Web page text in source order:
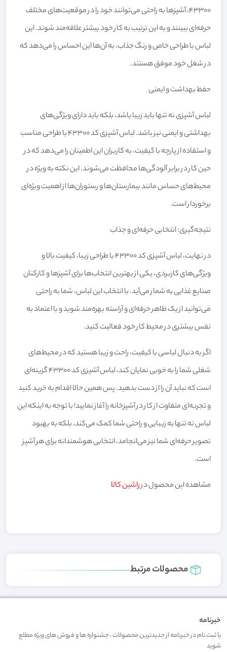
43300، آشپزها به راحتی می‌توانند خود را در موقعیت‌های مختلف
حرفه‌ای ببینند و به این ترتیب به کار خود بیشتر علاقه‌مند شوند. این
لباس با طراحی خاص و رنگ جذاب، به آن‌ها این احساس را می‌دهد که
در شغل خود موفق هستند.
حفظ بهداشت و ایمنی
لباس آشپزی نه تنها باید زیبا باشد، بلکه باید دارای ویژگی‌های
بهداشتی و ایمنی نیز باشد. لباس آشپزی کد 43300 با طراحی مناسب
و استفاده از پارچه با کیفیت، به کاربران این اطمینان را می‌دهد که در
حین کار در برابر آلودگی‌ها محافظت می‌شوند. این نکته به ویژه در
محیط‌های حساس مانند بیمارستان‌ها و رستوران‌ها از اهمیت ویژه‌ای
برخوردار است.
نتیجه‌گیری: انتخابی حرفه‌ای و جذاب
در نهایت، لباس آشپزی کد 43300 با طراحی زیبا، کیفیت بالا و
ویژگی‌های کاربردی، یکی از بهترین انتخاب‌ها برای آشپزها و کارکنان
صنایع غذایی به شمار می‌آید. با انتخاب این لباس، شما به راحتی
می‌توانید از یک ظاهر حرفه‌ای و آراسته بهره‌مند شوید و با اعتماد به
نفس بیشتری در محیط کار خود فعالیت کنید.
اگر به دنبال لباسی با کیفیت، راحت و زیبا هستید که در محیط‌های
شغلی شما را به خوبی نمایان کند، لباس آشپزی کد 43300 گزینه‌ای
است که نباید آن را از دست بدهید. پس همین حالا اقدام به خرید کنید
و تجربه‌ای متفاوت از کار در آشپزخانه را آغاز نمایید! با توجه به اینکه این
لباس نه تنها به زیبایی و راحتی شما کمک می‌کند، بلکه به بهبود
تصویر حرفه‌ای شما نیز می‌انجامد، انتخابی هوشمندانه برای هر آشپز
است.
مشاهده این محصول درراشین کالا
محصولات مرتبط
خبرنامه
با ثبت نام در خبرنامه از جدیدترین محصولات ، جشنواره ها و فروش های ویژه مطلع
شوید